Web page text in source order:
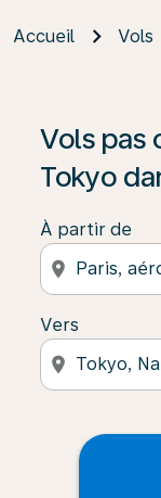
Accueil Vols
Vols pas
Tokyo
À partir de
location_on
Vers
location_on